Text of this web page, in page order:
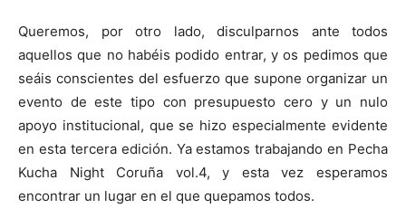
Queremos, por otro lado, disculparnos ante todos
aquellos que no habéis podido entrar, y os pedimos que
seáis conscientes del esfuerzo que supone organizar un
evento de este tipo con presupuesto cero y un nulo
apoyo institucional, que se hizo especialmente evidente
en esta tercera edición. Ya estamos trabajando en Pecha
Kucha Night Coruña vol.4, y esta vez esperamos
encontrar un lugar en el que quepamos todos.